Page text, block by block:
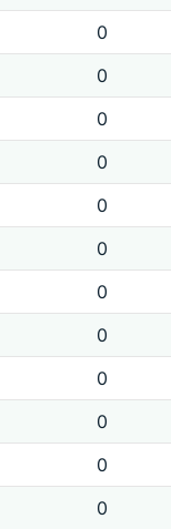
0
0
0
0
0
0
0
0
0
0
0
0